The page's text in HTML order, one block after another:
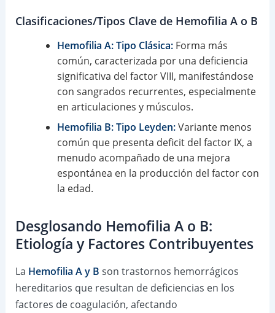
Clasificaciones/Tipos Clave de Hemofilia A o B
Hemofilia A: Tipo Clásica:Forma más
común, caracterizada por una deficiencia
significativa del factor VIII, manifestándose
con sangrados recurrentes, especialmente
en articulaciones y músculos.
Hemofilia B: Tipo Leyden:Variante menos
común que presenta deficit del factor IX, a
menudo acompañado de una mejora
espontánea en la producción del factor con
la edad.
Desglosando Hemofilia A o B:
Etiología y Factores Contribuyentes
La Hemofilia A y B son trastornos hemorrágicos
hereditarios que resultan de deficiencias en los
factores de coagulación, afectando